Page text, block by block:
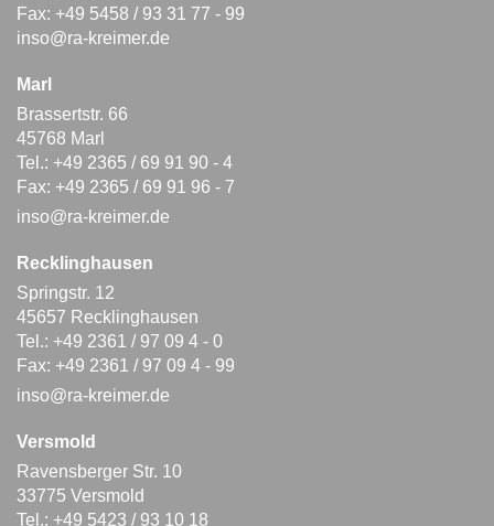
Fax: +49 5458 / 93 31 77 - 99
inso@ra-kreimer.de
Marl
Brassertstr. 66
45768 Marl
Tel.: +49 2365 / 69 91 90 - 4
Fax: +49 2365 / 69 91 96 - 7
inso@ra-kreimer.de
Recklinghausen
Springstr. 12
45657 Recklinghausen
Tel.: +49 2361 / 97 09 4 - 0
Fax: +49 2361 / 97 09 4 - 99
inso@ra-kreimer.de
Versmold
Ravensberger Str. 10
33775 Versmold
Tel.: +49 5423 / 93 10 18